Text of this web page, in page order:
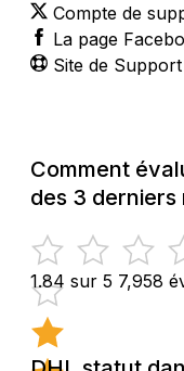
Compte de
La page
Site de
Comment
des 3 derniers
1.84 sur 5 7,958